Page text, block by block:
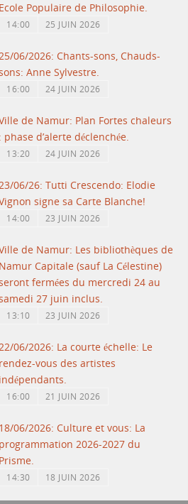
Ecole Populaire de Philosophie.
14:00 25 JUIN 2026
06/2026: Chants-sons, Chauds-
Anne Sylvestre.
16:00 24 JUIN 2026
de Namur: Plan Fortes chaleurs
: phase d’alerte déclenchée.
13:20 24 JUIN 2026
06/26: Tutti Crescendo: Elodie
signe sa Carte Blanche!
14:00 23 JUIN 2026
de Namur: Les bibliothèques de
Namur Capitale (sauf La Célestine)
fermées du mercredi 24 au
27 juin inclus.
13:10 23 JUIN 2026
06/2026: La courte échelle: Le
rendez-vous des artistes
indépendants.
16:00 21 JUIN 2026
18/06/2026: Culture et vous: La
programmation 2026-2027 du
Prisme.
14:30 18 JUIN 2026